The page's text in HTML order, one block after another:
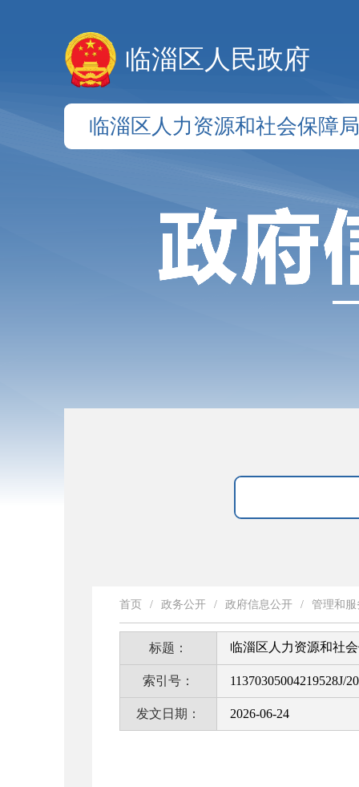
临淄区人民政府
临淄区人力资源和社会保障局
首页 / 政务公开 / 政府信息公开 / 管理和
标题： 临淄区人力资源和社
索引号： 11370305004219528J/
发文日期： 2026-06-24